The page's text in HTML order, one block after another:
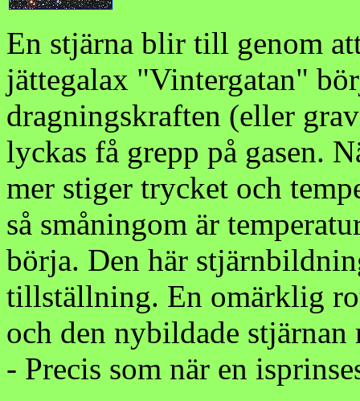
En stjärna blir till genom
jättegalax "Vintergatan"
dragningskraften (eller
lyckas få grepp på gasen.
mer stiger trycket och
så småningom är
börja. Den här
tillställning. En omärklig
och den nybildade
- Precis som när en